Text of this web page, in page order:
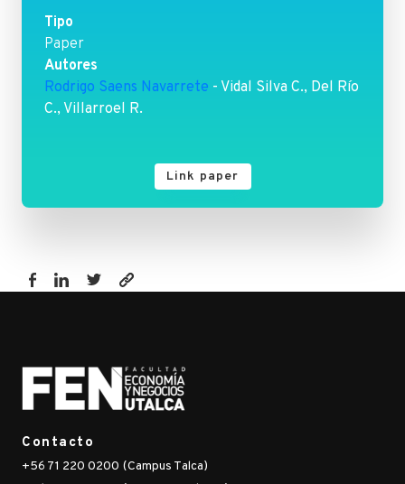
Tipo
Paper
Autores
Rodrigo Saens Navarrete - Vidal Silva C., Del Río
C., Villarroel R.
Link paper
applying-
aspect-
oriented-
uml-
cases-
Contacto
+56 71 220 0200 (Campus Talca)